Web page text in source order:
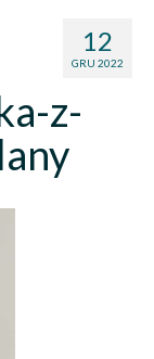
12
GRU 2022
z-